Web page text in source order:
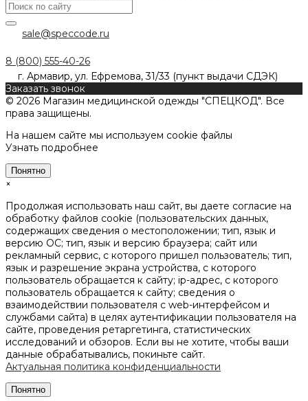
sale@speccode.ru
8 (800) 555-40-26
г. Армавир, ул. Ефремова, 31/33 (пункт выдачи СДЭК)
Заказать звонок
© 2026 Магазин медицинской одежды "СПЕЦКОД". Все
права защищены.
На нашем сайте мы используем cookie файлы
Узнать подробнее
Понятно
×
Продолжая использовать наш сайт, вы даете согласие на
обработку файлов cookie (пользовательских данных,
содержащих сведения о местоположении; тип, язык и
версию ОС; тип, язык и версию браузера; сайт или
рекламный сервис, с которого пришел пользователь; тип,
язык и разрешение экрана устройства, с которого
пользователь обращается к сайту; ip-адрес, с которого
пользователь обращается к сайту; сведения о
взаимодействии пользователя с web-интерфейсом и
службами сайта) в целях аутентификации пользователя на
сайте, проведения ретаргетинга, статистических
исследований и обзоров. Если вы не хотите, чтобы ваши
данные обрабатывались, покиньте сайт.
Актуальная политика конфиденциальности
Понятно